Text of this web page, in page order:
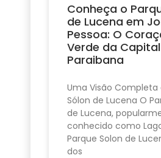
Conheça o
de Lucena em
Pessoa: O
Verde da Capital
Paraibana
Uma Visão Completa
Sólon de Lucena O
de Lucena,
conhecido como
Parque Solon de
dos